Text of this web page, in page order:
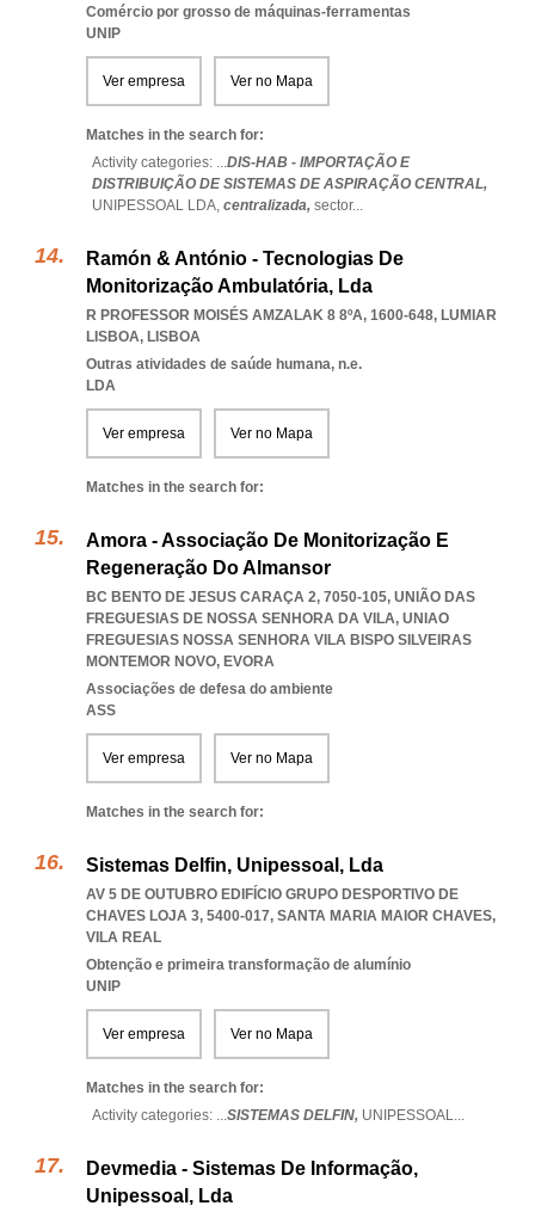
Comércio por grosso de máquinas-ferramentas
UNIP
Ver empresa Ver no Mapa
Matches in the search for:
Activity categories: ...DIS-HAB - IMPORTAÇÃO E
DISTRIBUIÇÃO DE SISTEMAS DE ASPIRAÇÃO CENTRAL,
UNIPESSOAL LDA, centralizada, sector...
Ramón & António - Tecnologias De
Monitorização Ambulatória, Lda
R PROFESSOR MOISÉS AMZALAK 8 8ºA, 1600-648, LUMIAR
LISBOA, LISBOA
Outras atividades de saúde humana, n.e.
LDA
Ver empresa Ver no Mapa
Matches in the search for:
Amora - Associação De Monitorização E
Regeneração Do Almansor
BC BENTO DE JESUS CARAÇA 2, 7050-105, UNIÃO DAS
FREGUESIAS DE NOSSA SENHORA DA VILA, UNIAO
FREGUESIAS NOSSA SENHORA VILA BISPO SILVEIRAS
MONTEMOR NOVO, EVORA
Associações de defesa do ambiente
ASS
Ver empresa Ver no Mapa
Matches in the search for:
Sistemas Delfin, Unipessoal, Lda
AV 5 DE OUTUBRO EDIFÍCIO GRUPO DESPORTIVO DE
CHAVES LOJA 3, 5400-017, SANTA MARIA MAIOR CHAVES,
VILA REAL
Obtenção e primeira transformação de alumínio
UNIP
Ver empresa Ver no Mapa
Matches in the search for:
Activity categories: ...SISTEMAS DELFIN, UNIPESSOAL...
Devmedia - Sistemas De Informação,
Unipessoal, Lda